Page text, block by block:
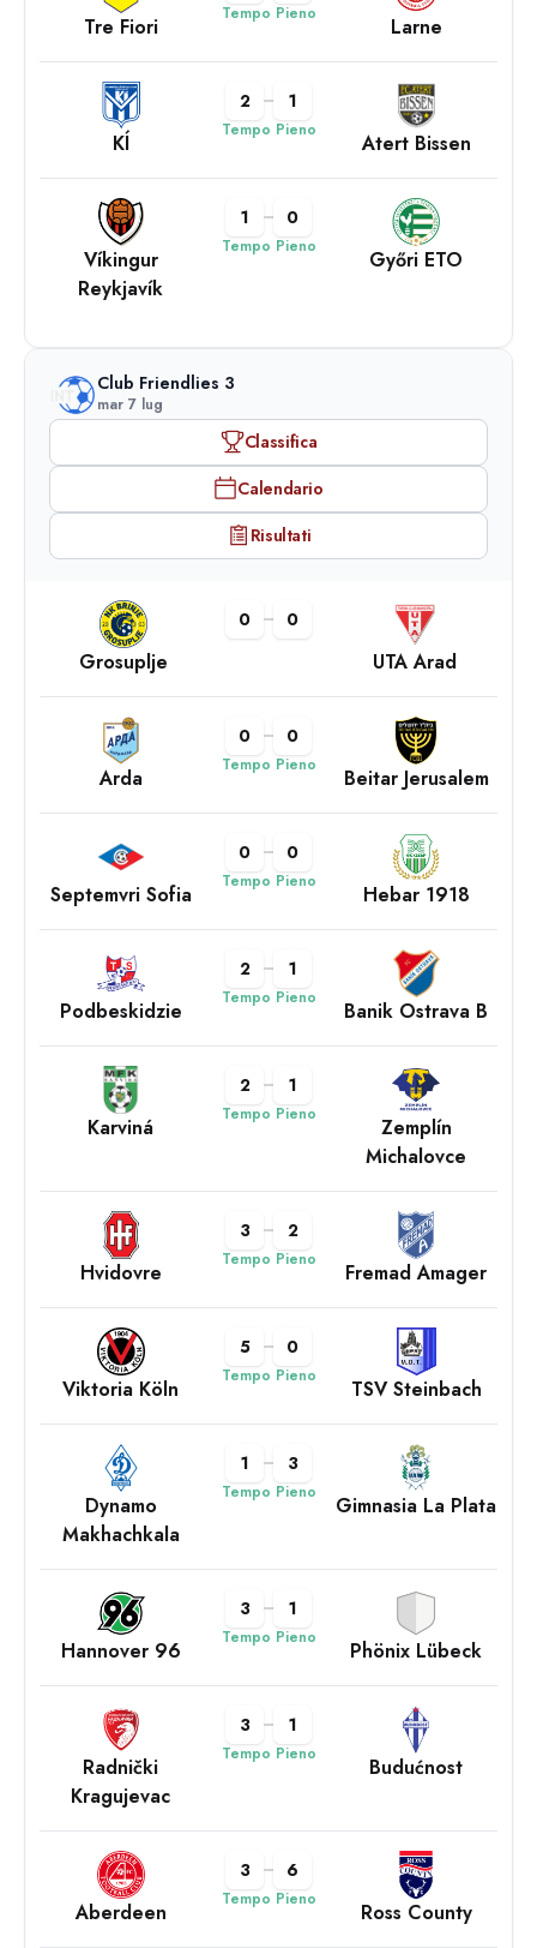
Tre Fiori Tempo Pieno Larne
KÍ
2 1
Tempo Pieno Atert Bissen
Víkingur
Reykjavík
1 0
Tempo Pieno Győri ETO
Club Friendlies 3
mar 7 lug
Classifica
Calendario
Risultati
Grosuplje
0 0
UTA Arad
Arda
0 0
Tempo Pieno Beitar Jerusalem
Septemvri Sofia
0 0
Tempo Pieno Hebar 1918
Podbeskidzie
2 1
Tempo Pieno Banik Ostrava B
Karviná
2 1
Tempo Pieno
Zemplín
Michalovce
Hvidovre
3 2
Tempo Pieno Fremad Amager
Viktoria Köln
5 0
Tempo Pieno TSV Steinbach
Dynamo
Makhachkala
1 3
Tempo Pieno Gimnasia La Plata
Hannover 96
3 1
Tempo Pieno Phönix Lübeck
Radnički
Kragujevac
3 1
Tempo Pieno Budućnost
Aberdeen
3 6
Tempo Pieno Ross County